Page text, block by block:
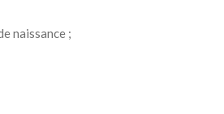
naissance ;